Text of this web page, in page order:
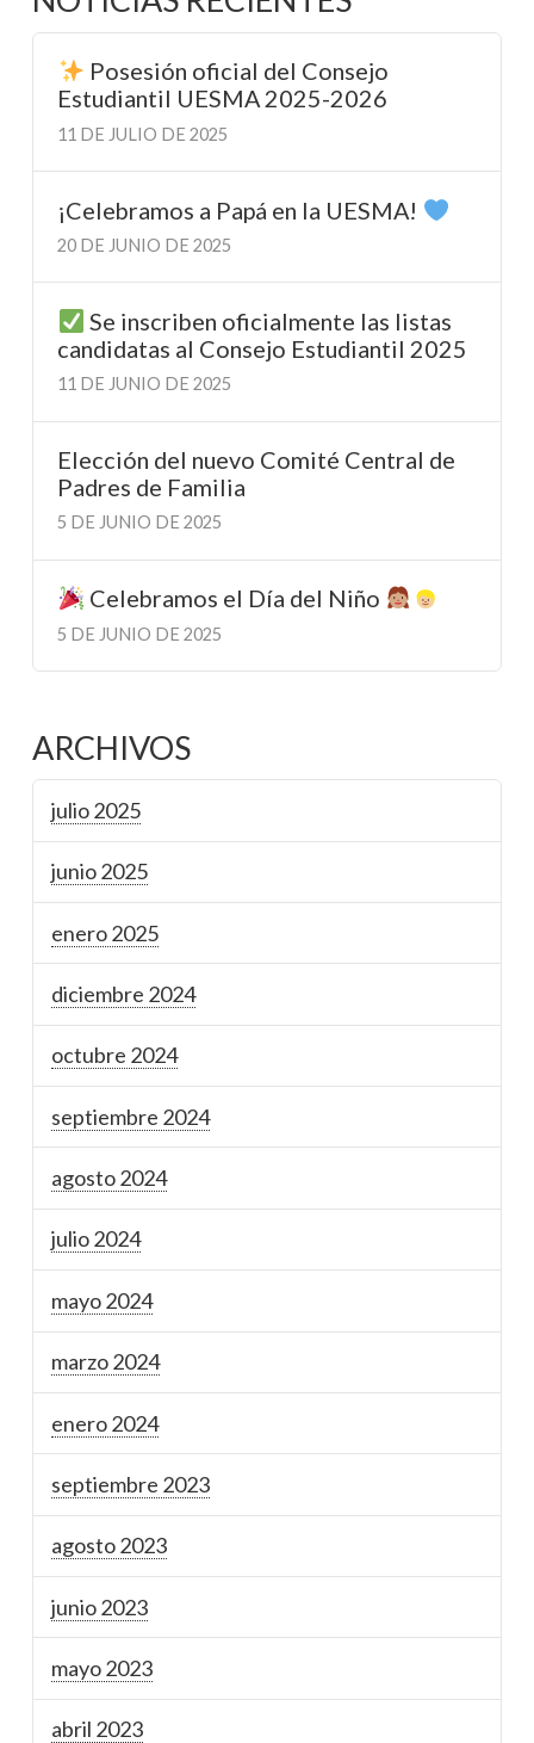
Posesión oficial del Consejo
Estudiantil UESMA 2025-2026
11 DE JULIO DE 2025
¡Celebramos a Papá en la UESMA!
20 DE JUNIO DE 2025
Se inscriben oficialmente las listas
candidatas al Consejo Estudiantil 2025
11 DE JUNIO DE 2025
Elección del nuevo Comité Central de
Padres de Familia
5 DE JUNIO DE 2025
Celebramos el Día del Niño
5 DE JUNIO DE 2025
ARCHIVOS
julio 2025
junio 2025
enero 2025
diciembre 2024
octubre 2024
septiembre 2024
agosto 2024
julio 2024
mayo 2024
marzo 2024
enero 2024
septiembre 2023
agosto 2023
junio 2023
mayo 2023
abril 2023